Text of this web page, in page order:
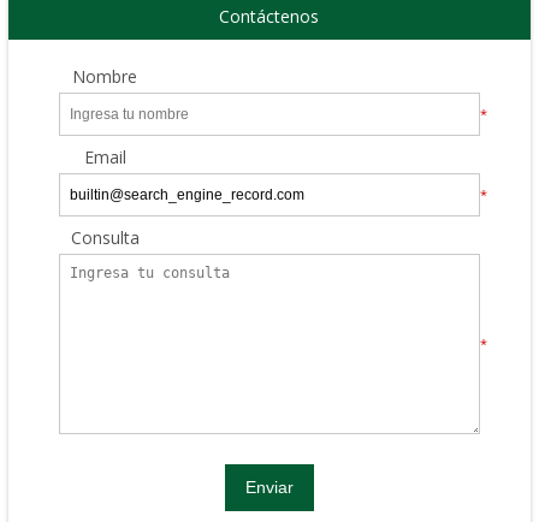
Contáctenos
Nombre
*
Email
*
Consulta
*